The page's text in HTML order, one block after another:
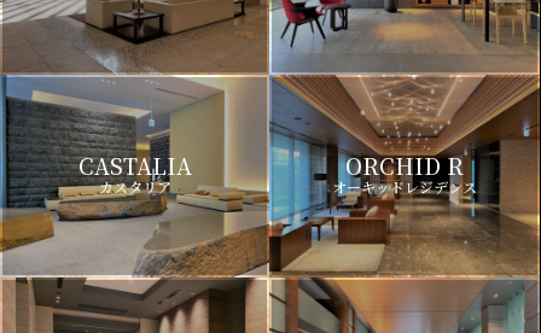
CASTALIA
カスタリア
ORCHID R
オーキッドレジデンス